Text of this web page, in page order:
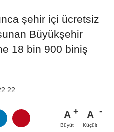
şehir içi ücretsiz
Büyükşehir
18 bin 900 biniş
A
Büyüt
A
Küçült